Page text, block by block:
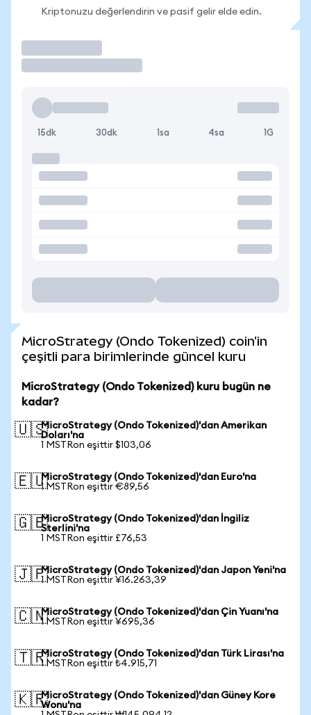
Kriptonuzu değerlendirin ve pasif gelir elde edin.
15dk 30dk 1sa 4sa 1G
MicroStrategy (Ondo Tokenized) coin'in
çeşitli para birimlerinde güncel kuru
MicroStrategy (Ondo Tokenized) kuru bugün ne
kadar?
🇺🇸MicroStrategy (Ondo Tokenized)'dan Amerikan
Doları'na
1 MSTRon eşittir $103,06
🇪🇺MicroStrategy (Ondo Tokenized)'dan Euro'na
1 MSTRon eşittir €89,56
🇬🇧MicroStrategy (Ondo Tokenized)'dan İngiliz
Sterlini'na
1 MSTRon eşittir £76,53
🇯🇵MicroStrategy (Ondo Tokenized)'dan Japon Yeni'na
1 MSTRon eşittir ¥16.263,39
🇨🇳MicroStrategy (Ondo Tokenized)'dan Çin Yuanı'na
1 MSTRon eşittir ¥695,36
🇹🇷MicroStrategy (Ondo Tokenized)'dan Türk Lirası'na
1 MSTRon eşittir ₺4.915,71
🇰🇷MicroStrategy (Ondo Tokenized)'dan Güney Kore
Wonu'na